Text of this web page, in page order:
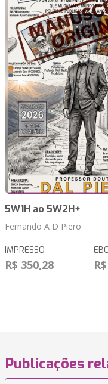
5W1H ao 5W2H+
Fernando A D Piero
IMPRESSO
R$ 350,28
Publicações